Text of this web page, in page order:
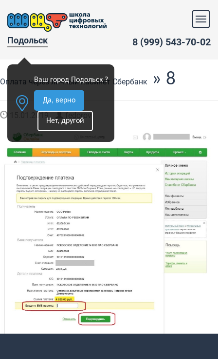
Подольск
Ваш город Подольск ?
Да, верно
Нет, другой
8 (999) 543-70-02
Оплата через личный кабинет Сбербанк » 8
15.01.2019 fedorov